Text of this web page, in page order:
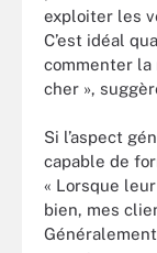
exploiter les
C’est idéal
commenter la
cher »,
Si l’aspect
capable de
« Lorsque
bien, mes